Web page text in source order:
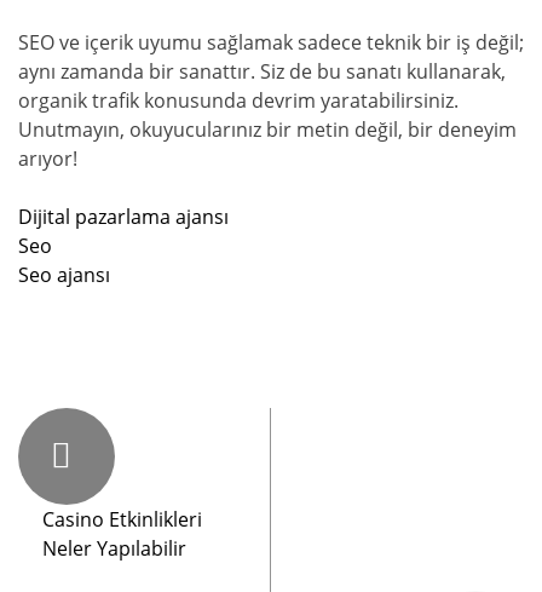
SEO ve içerik uyumu sağlamak sadece teknik bir iş değil;
aynı zamanda bir sanattır. Siz de bu sanatı kullanarak,
organik trafik konusunda devrim yaratabilirsiniz.
Unutmayın, okuyucularınız bir metin değil, bir deneyim
arıyor!
Dijital pazarlama ajansı
Seo
Seo ajansı
Casino Etkinlikleri
Neler Yapılabilir